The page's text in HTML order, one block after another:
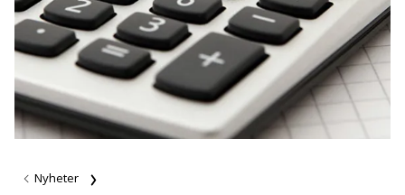
Nyheter